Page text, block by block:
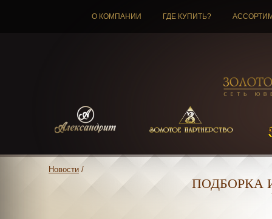
О КОМПАНИИ ГДЕ КУПИТЬ?
Новости /
ПОДБОРКА